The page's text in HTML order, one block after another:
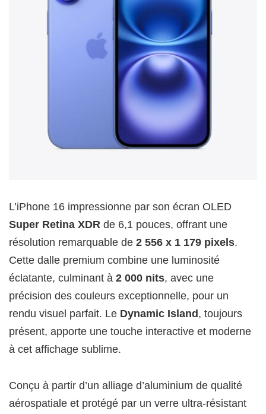
L’iPhone 16 impressionne par son écran OLED
Super Retina XDR de 6,1 pouces, offrant une
résolution remarquable de 2 556 x 1 179 pixels.
Cette dalle premium combine une luminosité
éclatante, culminant à 2 000 nits, avec une
précision des couleurs exceptionnelle, pour un
rendu visuel parfait. Le Dynamic Island , toujours
présent, apporte une touche interactive et moderne
à cet affichage sublime.
Conçu à partir d’un alliage d’aluminium de qualité
aérospatiale et protégé par un verre ultra-résistant